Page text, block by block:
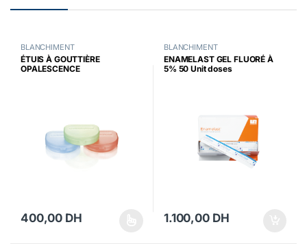
BLANCHIMENT
ÉTUIS À GOUTTIÈRE
OPALESCENCE
400,00 DH
Ce produit a plusieurs variations. Les options peuvent être
BLANCHIMENT
ENAMELAST GEL FLUORÉ À
5% 50 Unit doses
1.100,00 DH